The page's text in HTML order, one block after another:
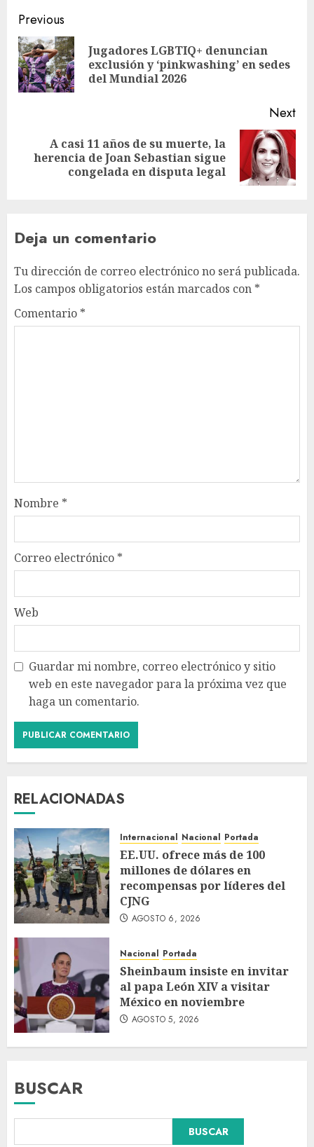
Previous
Jugadores LGBTIQ+ denuncian
exclusión y ‘pinkwashing’ en sedes
del Mundial 2026
Next
A casi 11 años de su muerte, la
herencia de Joan Sebastian sigue
congelada en disputa legal
Deja un comentario
Tu dirección de correo electrónico no será publicada.
Los campos obligatorios están marcados con *
Comentario *
Nombre *
Correo electrónico *
Web
Guardar mi nombre, correo electrónico y sitio
web en este navegador para la próxima vez que
haga un comentario.
RELACIONADAS
Internacional Nacional Portada
EE.UU. ofrece más de 100
millones de dólares en
recompensas por líderes del
CJNG
AGOSTO 6, 2026
Nacional Portada
Sheinbaum insiste en invitar
al papa León XIV a visitar
México en noviembre
AGOSTO 5, 2026
BUSCAR
BUSCAR
Falla en sistema Booster de El
Carrizo deja sin agua a 147